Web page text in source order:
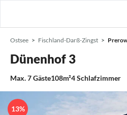
Ostsee Fischland-Darß-Zingst
Dünenhof 3
Max.7Gäste108m²4Schlafzimmer
13%